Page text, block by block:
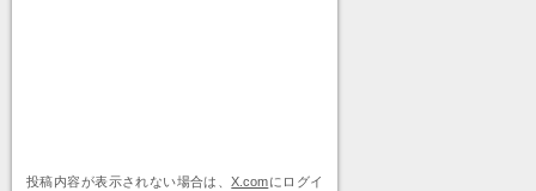
投稿内容が表示されない場合は、X.comにログイ